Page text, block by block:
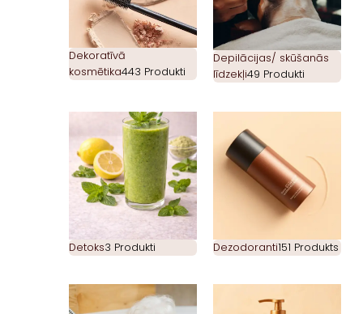
Dekoratīvā
kosmētika443 Produkti
Depilācijas/ skūšanās
līdzekļi49 Produkti
Detoks3 Produkti Dezodoranti151 Produkts